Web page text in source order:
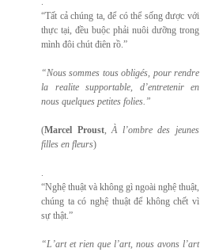
“Tất cả chúng ta, để có thể sống được với
thực tại, đều buộc phải nuôi dưỡng trong
mình đôi chút điên rồ.”
“Nous sommes tous obligés, pour rendre
la realite supportable, d’entretenir en
nous quelques petites folies.”
(Marcel Proust,À l’ombre des jeunes
filles en fleurs)
.
“Nghệ thuật và không gì ngoài nghệ thuật,
chúng ta có nghệ thuật để không chết vì
sự thật.”
“L’art et rien que l’art, nous avons l’art